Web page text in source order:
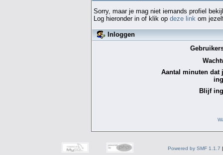
Sorry, maar je mag niet iemands profiel
Log hieronder in of klik op deze link om
Inloggen
Aantal minuten dat
Blijf
Powered by SMF 1.1.7